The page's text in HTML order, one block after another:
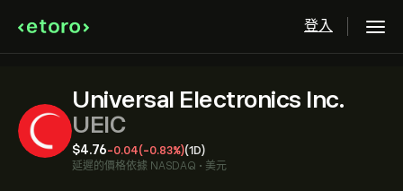
登入
Universal Electronics Inc.
UEIC
‎$‎4.76-0.04(-0.83%)(1D)
延遲的價格依據 NASDAQ • 美元